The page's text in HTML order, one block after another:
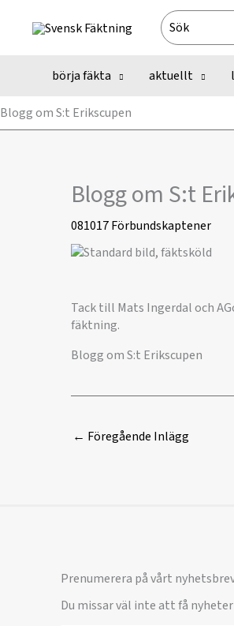
Search
for:
börja fäkta aktuellt
Blogg om S:t Erikscupen
Blogg om S:t
081017Förbundskaptener
Tack till Mats Ingerdal och
fäktning.
Blogg om S:t Erikscupen
← Föregående Inlägg
Prenumerera på vårt
Du missar väl inte att få